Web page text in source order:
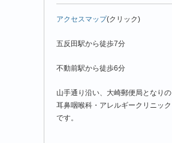
アクセスマップ(クリック)
五反田駅から徒歩7分
不動前駅から徒歩6分
山手通り沿い、大崎郵便局となりの
耳鼻咽喉科・アレルギークリニック
です。